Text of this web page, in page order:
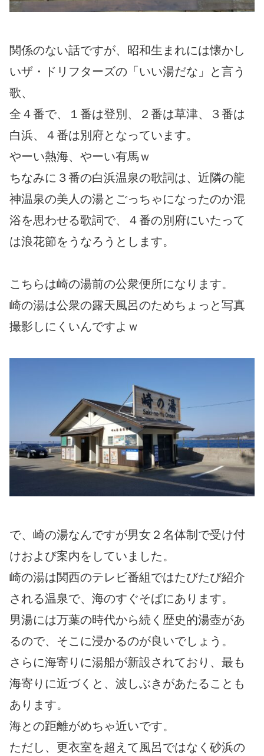
関係のない話ですが、昭和生まれには懐かし
いザ・ドリフターズの「いい湯だな」と言う
歌、
全４番で、１番は登別、２番は草津、３番は
白浜、４番は別府となっています。
やーい熱海、やーい有馬ｗ
ちなみに３番の白浜温泉の歌詞は、近隣の龍
神温泉の美人の湯とごっちゃになったのか混
浴を思わせる歌詞で、４番の別府にいたって
は浪花節をうなろうとします。
こちらは崎の湯前の公衆便所になります。
崎の湯は公衆の露天風呂のためちょっと写真
撮影しにくいんですよｗ
で、崎の湯なんですが男女２名体制で受け付
けおよび案内をしていました。
崎の湯は関西のテレビ番組ではたびたび紹介
される温泉で、海のすぐそばにあります。
男湯には万葉の時代から続く歴史的湯壺があ
るので、そこに浸かるのが良いでしょう。
さらに海寄りに湯船が新設されており、最も
海寄りに近づくと、波しぶきがあたることも
あります。
海との距離がめちゃ近いです。
ただし、更衣室を超えて風呂ではなく砂浜の